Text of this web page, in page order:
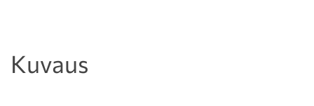
Kuvaus